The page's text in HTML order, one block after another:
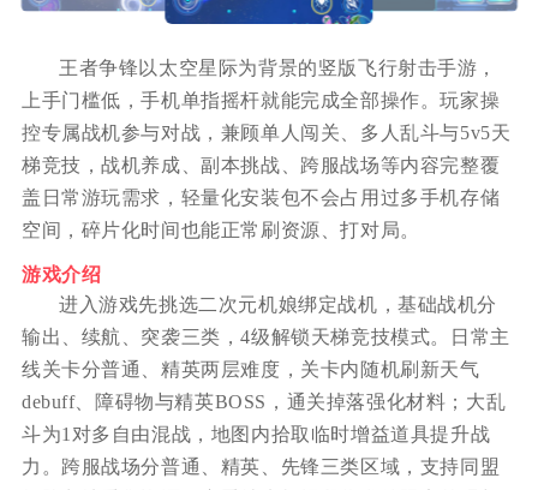
王者争锋以太空星际为背景的竖版飞行射击手游，
上手门槛低，手机单指摇杆就能完成全部操作。玩家操
控专属战机参与对战，兼顾单人闯关、多人乱斗与5v5天
梯竞技，战机养成、副本挑战、跨服战场等内容完整覆
盖日常游玩需求，轻量化安装包不会占用过多手机存储
空间，碎片化时间也能正常刷资源、打对局。
游戏介绍
进入游戏先挑选二次元机娘绑定战机，基础战机分
输出、续航、突袭三类，4级解锁天梯竞技模式。日常主
线关卡分普通、精英两层难度，关卡内随机刷新天气
debuff、障碍物与精英BOSS，通关掉落强化材料；大乱
斗为1对多自由混战，地图内拾取临时增益道具提升战
力。跨服战场分普通、精英、先锋三类区域，支持同盟